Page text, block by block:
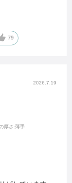
も買っておけば
79
2026.7.19
厚さ :薄手